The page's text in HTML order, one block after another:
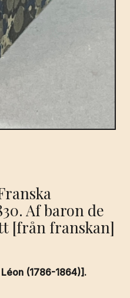
Af baron de
[från franskan]
(1786-1864)].